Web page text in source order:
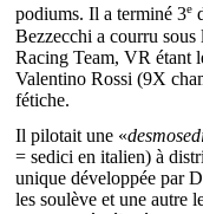
podiums. Il a terminé 3e
Bezzecchi a courru
Racing Team, VR étant
Valentino Rossi (9X
fétiche.
Il pilotait une «
= sedici en italien) à
unique développée par
les soulève et une autre